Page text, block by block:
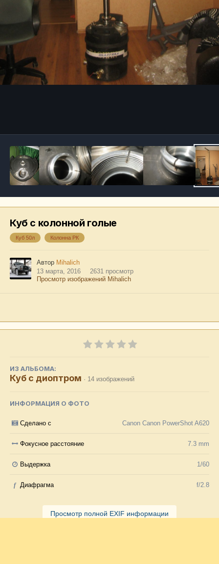
Куб с колонной голые
Куб 50л Колонна РК
Автор Mihalich
13 марта, 2016
2631 просмотр
Просмотр изображений Mihalich
ИЗ АЛЬБОМА:
Куб с диоптром · 14 изображений
ИНФОРМАЦИЯ О ФОТО
Сделано с Canon Canon PowerShot A620
Фокусное расстояние 7.3 mm
Выдержка 1/60
f Диафрагма f/2.8
Просмотр полной EXIF информации